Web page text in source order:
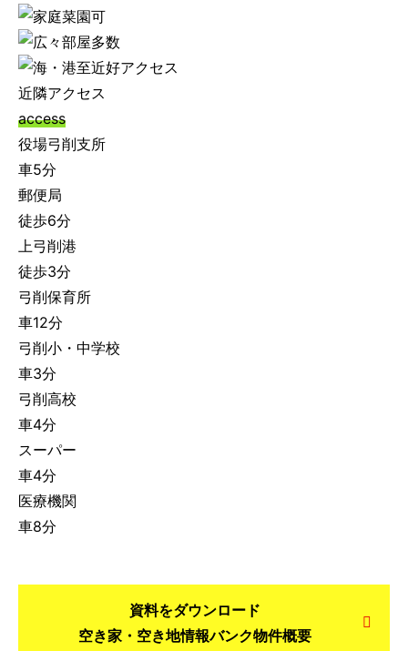
近隣アクセス
access
役場弓削支所
車5分
郵便局
徒歩6分
上弓削港
徒歩3分
弓削保育所
車12分
弓削小・中学校
車3分
弓削高校
車4分
スーパー
車4分
医療機関
車8分
資料をダウンロード
空き家・空き地情報バンク物件概要